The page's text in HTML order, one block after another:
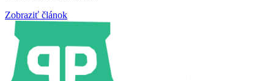
Zobraziť článok